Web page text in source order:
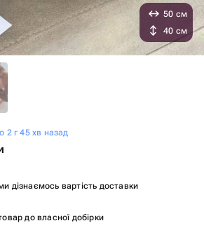
2 г 45 хв назад
дізнаємось вартість доставки
до власної добірки
50 см
40 см